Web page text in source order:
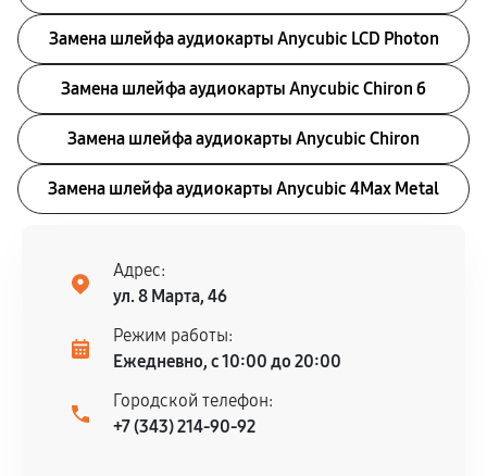
Замена шлейфа аудиокарты Anycubic LCD Photon
Замена шлейфа аудиокарты Anycubic Chiron б
Замена шлейфа аудиокарты Anycubic Chiron
Замена шлейфа аудиокарты Anycubic 4Max Metal
Адрес:
ул. 8 Марта, 46
Режим работы:
Ежедневно, с 10:00 до 20:00
Городской телефон:
+7 (343) 214-90-92